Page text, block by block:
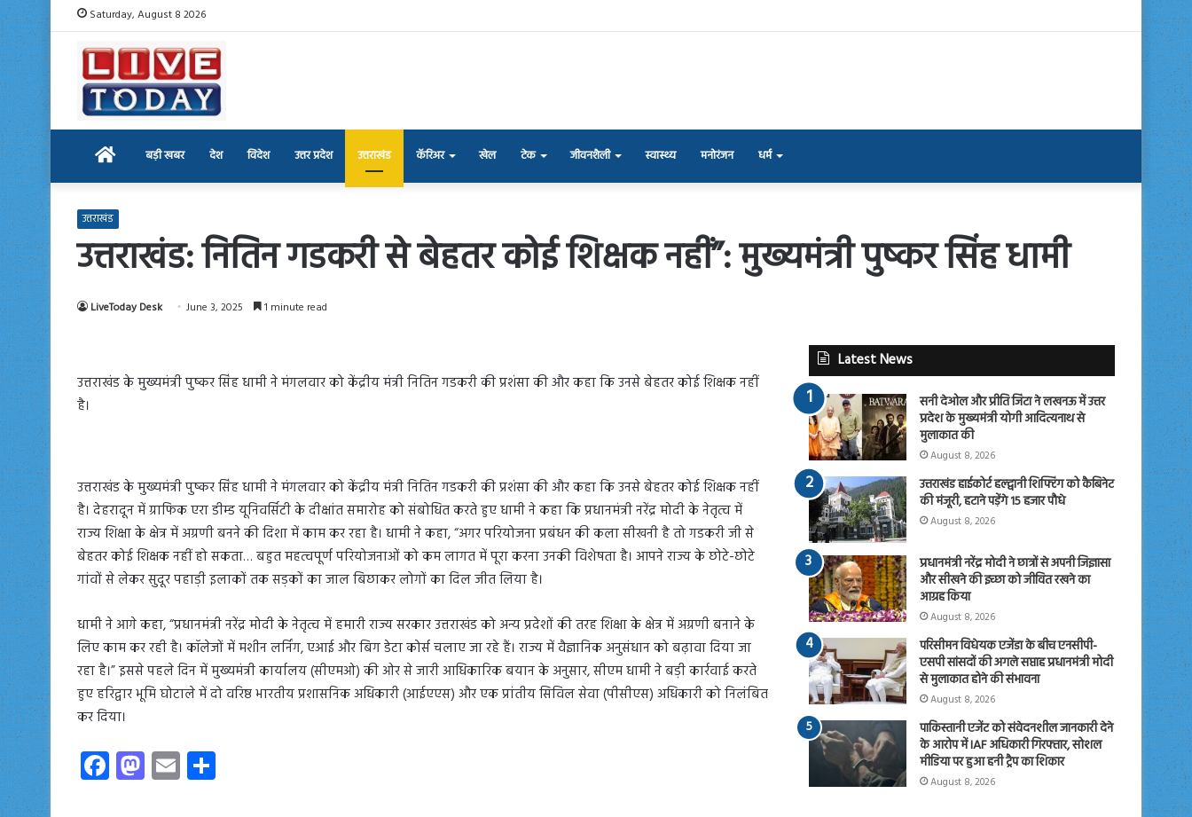
Saturday, August 8 2026
Home बड़ी खबर देश विदेश उत्तर प्रदेश उत्तराखंड कॅरिअर खेल टेक जीवनशैली स्वास्थ्य मनोरंजन धर्म
उत्तराखंड
उत्तराखंड: नितिन गडकरी से बेहतर कोई शिक्षक नहीं”: मुख्यमंत्री पुष्कर सिंह धामी
LiveToday Desk June 3, 2025 1 minute read
उत्तराखंड के मुख्यमंत्री पुष्कर सिंह धामी ने मंगलवार को केंद्रीय मंत्री नितिन गडकरी की प्रशंसा की और कहा कि उनसे बेहतर कोई शिक्षक नहीं
है।
उत्तराखंड के मुख्यमंत्री पुष्कर सिंह धामी ने मंगलवार को केंद्रीय मंत्री नितिन गडकरी की प्रशंसा की और कहा कि उनसे बेहतर कोई शिक्षक नहीं
है। देहरादून में ग्राफिक एरा डीम्ड यूनिवर्सिटी के दीक्षांत समारोह को संबोधित करते हुए धामी ने कहा कि प्रधानमंत्री नरेंद्र मोदी के नेतृत्व में
राज्य शिक्षा के क्षेत्र में अग्रणी बनने की दिशा में काम कर रहा है। धामी ने कहा, “अगर परियोजना प्रबंधन की कला सीखनी है तो गडकरी जी से
बेहतर कोई शिक्षक नहीं हो सकता… बहुत महत्वपूर्ण परियोजनाओं को कम लागत में पूरा करना उनकी विशेषता है। आपने राज्य के छोटे-छोटे
गांवों से लेकर सुदूर पहाड़ी इलाकों तक सड़कों का जाल बिछाकर लोगों का दिल जीत लिया है।
धामी ने आगे कहा, “प्रधानमंत्री नरेंद्र मोदी के नेतृत्व में हमारी राज्य सरकार उत्तराखंड को अन्य प्रदेशों की तरह शिक्षा के क्षेत्र में अग्रणी बनाने के
लिए काम कर रही है। कॉलेजों में मशीन लर्निंग, एआई और बिग डेटा कोर्स चलाए जा रहे हैं। राज्य में वैज्ञानिक अनुसंधान को बढ़ावा दिया जा
रहा है।” इससे पहले दिन में मुख्यमंत्री कार्यालय (सीएमओ) की ओर से जारी आधिकारिक बयान के अनुसार, सीएम धामी ने बड़ी कार्रवाई करते
हुए हरिद्वार भूमि घोटाले में दो वरिष्ठ भारतीय प्रशासनिक अधिकारी (आईएएस) और एक प्रांतीय सिविल सेवा (पीसीएस) अधिकारी को निलंबित
कर दिया।
Fa
ce
M
as
E
m
Latest News
सनी देओल और प्रीति जिंटा ने लखनऊ में उत्तर
प्रदेश के मुख्यमंत्री योगी आदित्यनाथ से
मुलाकात की
August 8, 2026
उत्तराखंड हाईकोर्ट हल्द्वानी शिफ्टिंग को कैबिनेट
की मंजूरी, हटाने पड़ेंगे 15 हजार पौधे
August 8, 2026
प्रधानमंत्री नरेंद्र मोदी ने छात्रों से अपनी जिज्ञासा
और सीखने की इच्छा को जीवित रखने का
आग्रह किया
August 8, 2026
परिसीमन विधेयक एजेंडा के बीच एनसीपी-
एसपी सांसदों की अगले सप्ताह प्रधानमंत्री मोदी
से मुलाकात होने की संभावना
August 8, 2026
पाकिस्तानी एजेंट को संवेदनशील जानकारी देने
के आरोप में IAF अधिकारी गिरफ्तार, सोशल
मीडिया पर हुआ हनी ट्रैप का शिकार
August 8, 2026